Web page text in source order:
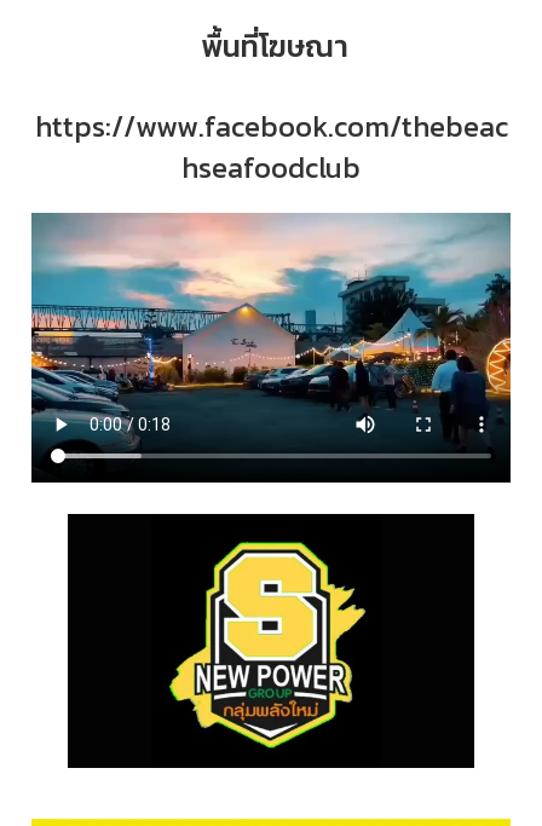
พื้นที่โฆษณา
https://www.facebook.com/thebeac
hseafoodclub